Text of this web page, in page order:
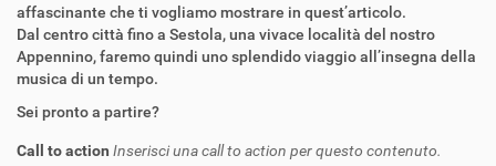
affascinante che ti vogliamo mostrare in quest’articolo.
Dal centro città fino a Sestola, una vivace località del nostro
Appennino, faremo quindi uno splendido viaggio all’insegna della
musica di un tempo.
Sei pronto a partire?
Call to action Inserisci una call to action per questo contenuto.